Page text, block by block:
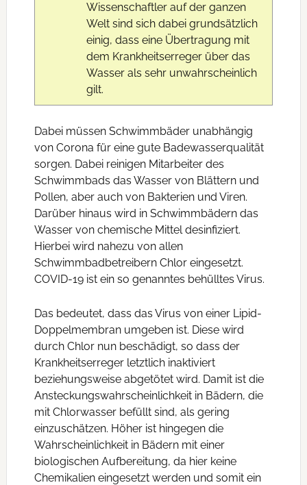
Wissenschaftler auf der ganzen
Welt sind sich dabei grundsätzlich
einig, dass eine Übertragung mit
dem Krankheitserreger über das
Wasser als sehr unwahrscheinlich
gilt.
Dabei müssen Schwimmbäder unabhängig
von Corona für eine gute Badewasserqualität
sorgen. Dabei reinigen Mitarbeiter des
Schwimmbads das Wasser von Blättern und
Pollen, aber auch von Bakterien und Viren.
Darüber hinaus wird in Schwimmbädern das
Wasser von chemische Mittel desinfiziert.
Hierbei wird nahezu von allen
Schwimmbadbetreibern Chlor eingesetzt.
COVID-19 ist ein so genanntes behülltes Virus.
Das bedeutet, dass das Virus von einer Lipid-
Doppelmembran umgeben ist. Diese wird
durch Chlor nun beschädigt, so dass der
Krankheitserreger letztlich inaktiviert
beziehungsweise abgetötet wird. Damit ist die
Ansteckungswahrscheinlichkeit in Bädern, die
mit Chlorwasser befüllt sind, als gering
einzuschätzen. Höher ist hingegen die
Wahrscheinlichkeit in Bädern mit einer
biologischen Aufbereitung, da hier keine
Chemikalien eingesetzt werden und somit ein